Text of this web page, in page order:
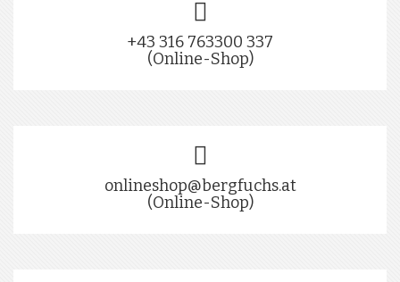
+43 316 763300 337
(Online-Shop)
onlineshop@bergfuchs.at
(Online-Shop)